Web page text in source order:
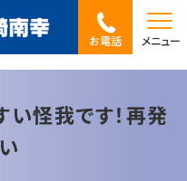
お電話 メニュー
い怪我です！再発